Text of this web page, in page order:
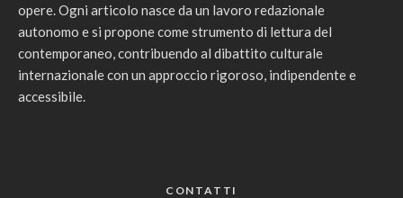
opere. Ogni articolo nasce da un lavoro redazionale
autonomo e si propone come strumento di lettura del
contemporaneo, contribuendo al dibattito culturale
internazionale con un approccio rigoroso, indipendente e
accessibile.
CONTATTI